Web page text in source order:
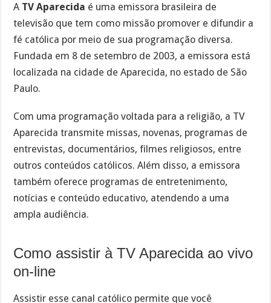
A TV Aparecida é uma emissora brasileira de
televisão que tem como missão promover e difundir a
fé católica por meio de sua programação diversa.
Fundada em 8 de setembro de 2003, a emissora está
localizada na cidade de Aparecida, no estado de São
Paulo.
Com uma programação voltada para a religião, a TV
Aparecida transmite missas, novenas, programas de
entrevistas, documentários, filmes religiosos, entre
outros conteúdos católicos. Além disso, a emissora
também oferece programas de entretenimento,
notícias e conteúdo educativo, atendendo a uma
ampla audiência.
Como assistir à TV Aparecida ao vivo
on-line
Assistir esse canal católico permite que você